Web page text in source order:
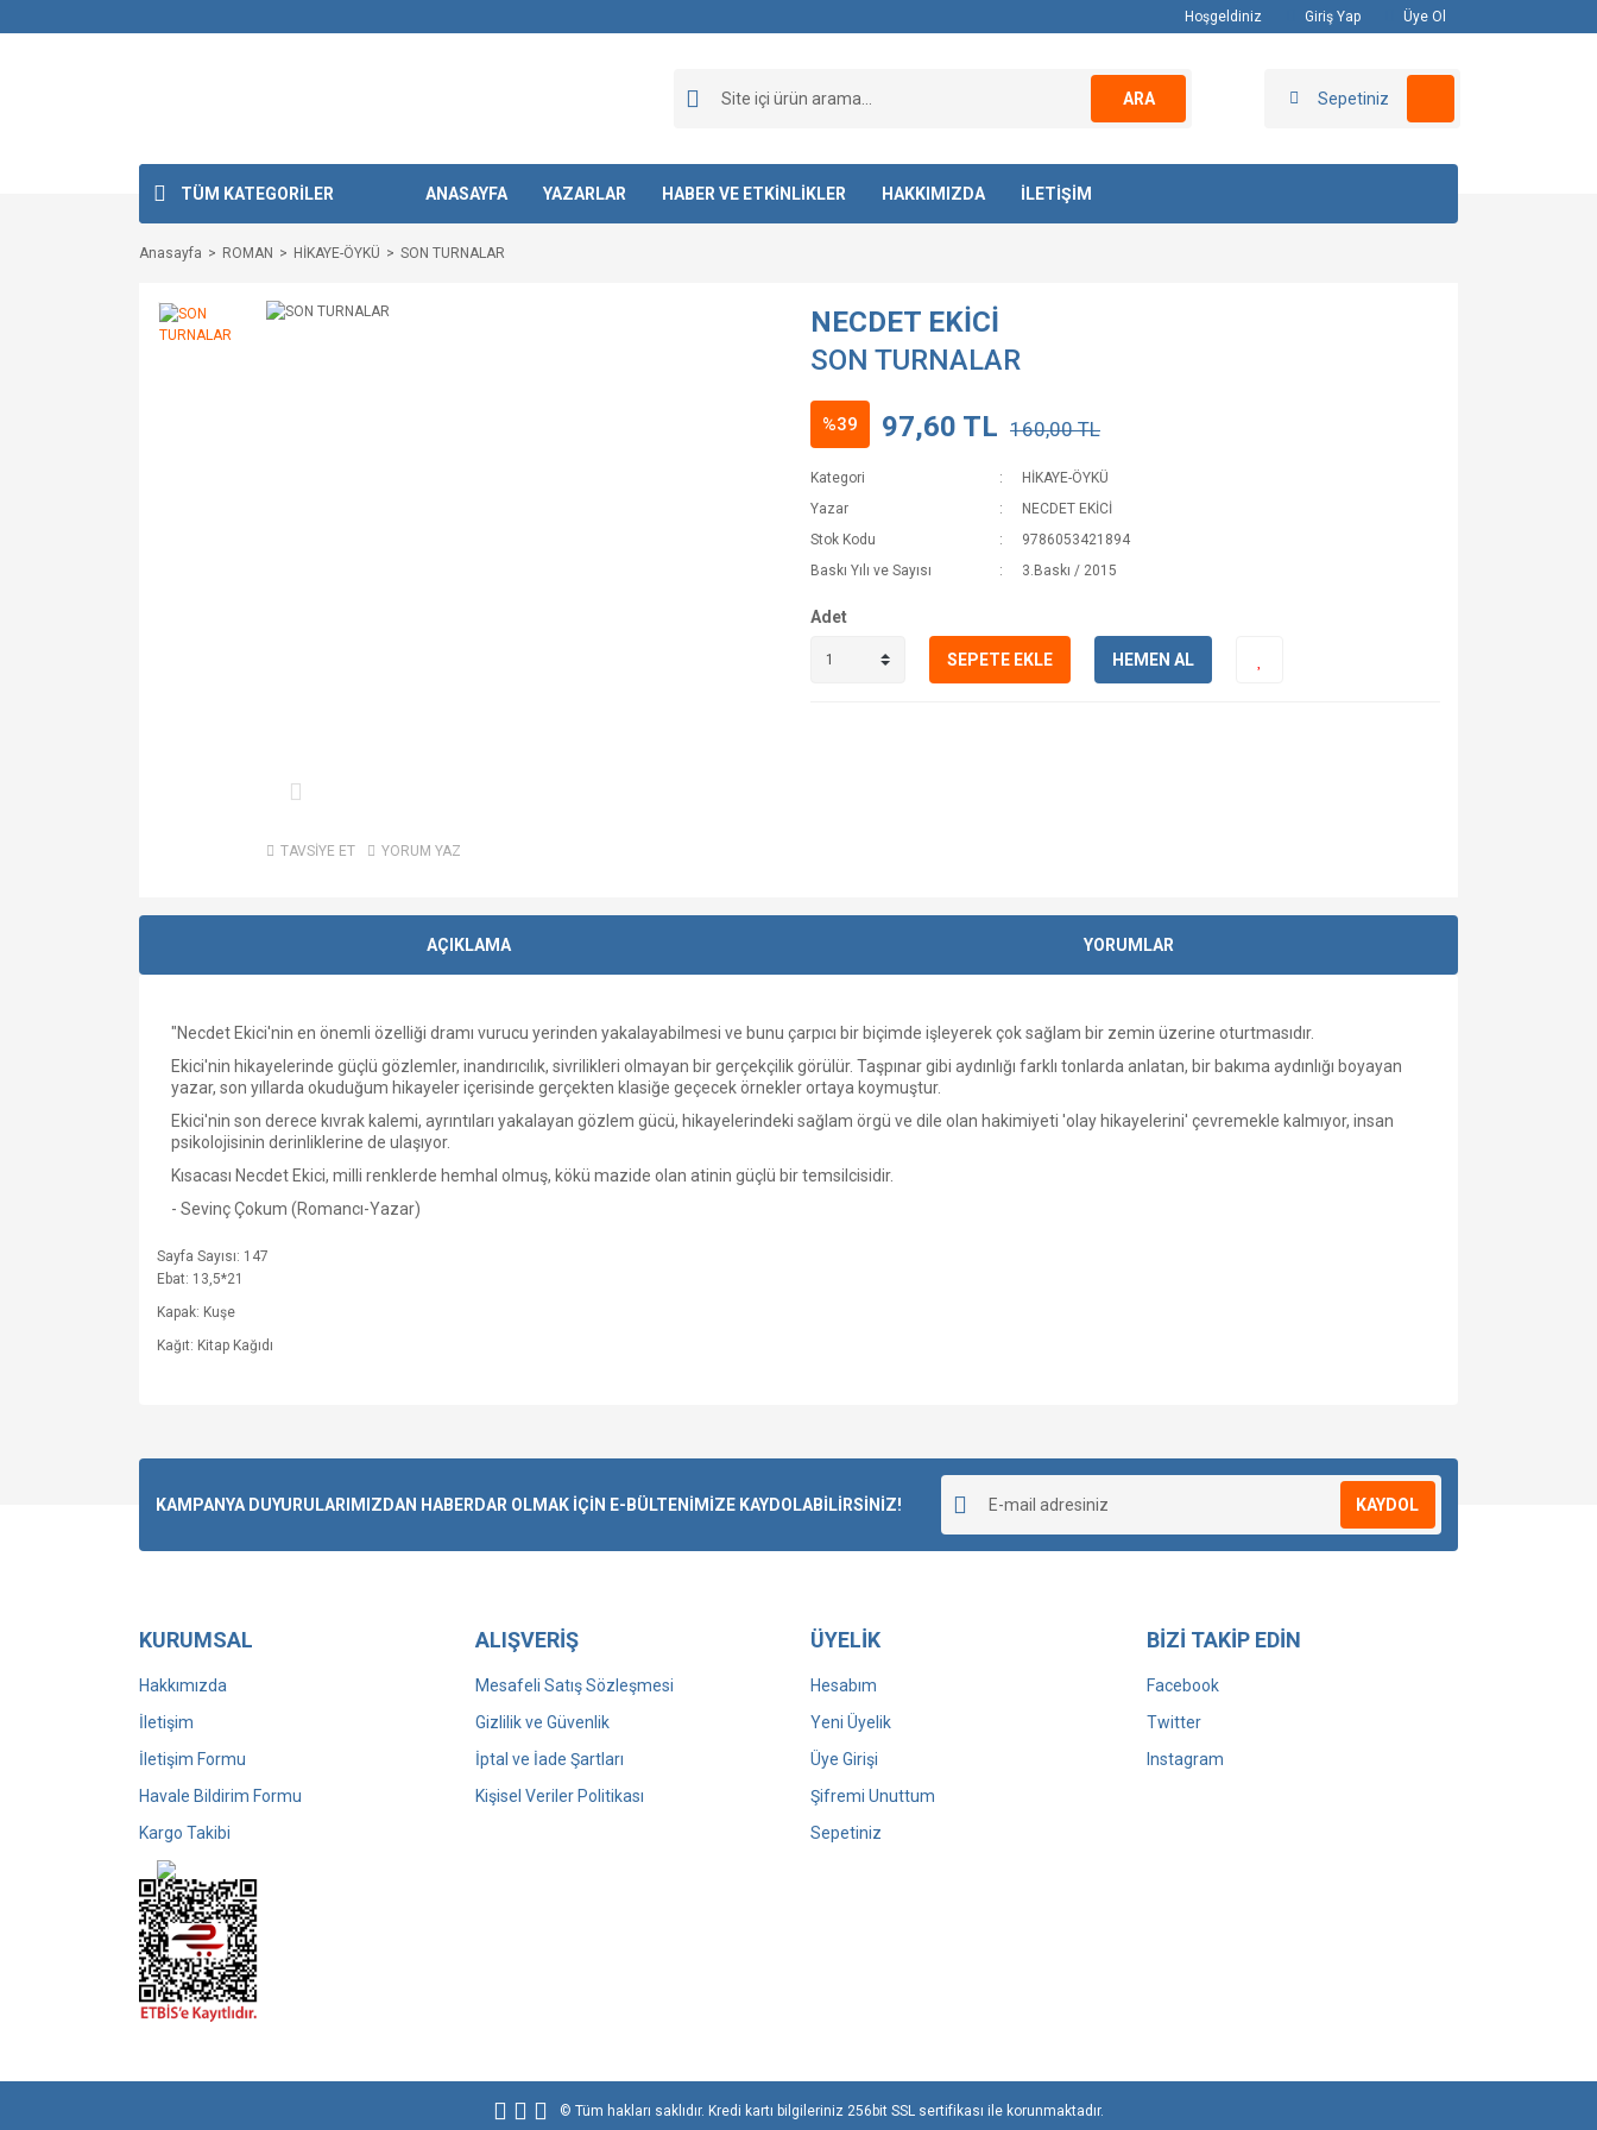
Hoşgeldiniz Giriş Yap Üye Ol
ARA Sepetiniz
TÜM KATEGORİLER ANASAYFA YAZARLAR HABER VE ETKİNLİKLER HAKKIMIZDA İLETİŞİM
Anasayfa ROMAN HİKAYE-ÖYKÜ SON TURNALAR
TAVSİYE ET YORUM YAZ
NECDET EKİCİ
SON TURNALAR
%39 97,60 TL 160,00 TL
Kategori
HİKAYE-ÖYKÜ
Yazar
NECDET EKİCİ
Stok Kodu
9786053421894
Baskı Yılı ve Sayısı
3.Baskı / 2015
Adet
SEPETE EKLE HEMEN AL
AÇIKLAMA YORUMLAR
"Necdet Ekici'nin en önemli özelliği dramı vurucu yerinden yakalayabilmesi ve bunu çarpıcı bir biçimde işleyerek çok sağlam bir zemin üzerine oturtmasıdır.
Ekici'nin hikayelerinde güçlü gözlemler, inandırıcılık, sivrilikleri olmayan bir gerçekçilik görülür. Taşpınar gibi aydınlığı farklı tonlarda anlatan, bir bakıma aydınlığı boyayan
yazar, son yıllarda okuduğum hikayeler içerisinde gerçekten klasiğe geçecek örnekler ortaya koymuştur.
Ekici'nin son derece kıvrak kalemi, ayrıntıları yakalayan gözlem gücü, hikayelerindeki sağlam örgü ve dile olan hakimiyeti 'olay hikayelerini' çevremekle kalmıyor, insan
psikolojisinin derinliklerine de ulaşıyor.
Kısacası Necdet Ekici, milli renklerde hemhal olmuş, kökü mazide olan atinin güçlü bir temsilcisidir.
- Sevinç Çokum (Romancı-Yazar)
Sayfa Sayısı: 147
Ebat: 13,5*21
Kapak: Kuşe
Kağıt: Kitap Kağıdı
KAMPANYA DUYURULARIMIZDAN HABERDAR OLMAK İÇİN E-BÜLTENİMİZE KAYDOLABİLİRSİNİZ! KAYDOL
KURUMSAL
Hakkımızda
İletişim
İletişim Formu
Havale Bildirim Formu
Kargo Takibi
ALIŞVERİŞ
Mesafeli Satış Sözleşmesi
Gizlilik ve Güvenlik
İptal ve İade Şartları
Kişisel Veriler Politikası
ÜYELİK
Hesabım
Yeni Üyelik
Üye Girişi
Şifremi Unuttum
Sepetiniz
BİZİ TAKİP EDİN
Facebook
Twitter
Instagram
© Tüm hakları saklıdır. Kredi kartı bilgileriniz 256bit SSL sertifikası ile korunmaktadır.